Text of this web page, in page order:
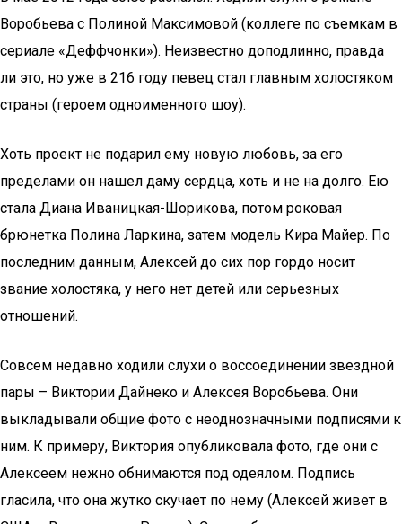
Воробьева с Полиной Максимовой (коллеге по съемкам в
сериале «Деффчонки»). Неизвестно доподлинно, правда
ли это, но уже в 216 году певец стал главным холостяком
страны (героем одноименного шоу).
Хоть проект не подарил ему новую любовь, за его
пределами он нашел даму сердца, хоть и не на долго. Ею
стала Диана Иваницкая-Шорикова, потом роковая
брюнетка Полина Ларкина, затем модель Кира Майер. По
последним данным, Алексей до сих пор гордо носит
звание холостяка, у него нет детей или серьезных
отношений.
Совсем недавно ходили слухи о воссоединении звездной
пары – Виктории Дайнеко и Алексея Воробьева. Они
выкладывали общие фото с неоднозначными подписями к
ним. К примеру, Виктория опубликовала фото, где они с
Алексеем нежно обнимаются под одеялом. Подпись
гласила, что она жутко скучает по нему (Алексей живет в